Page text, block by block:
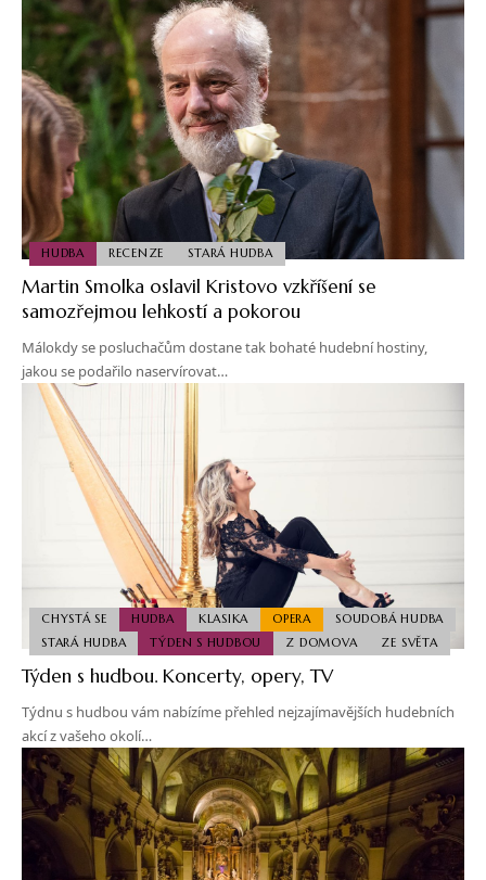
HUDBA RECENZE STARÁ HUDBA
Martin Smolka oslavil Kristovo vzkříšení se
samozřejmou lehkostí a pokorou
Málokdy se posluchačům dostane tak bohaté hudební hostiny,
jakou se podařilo naservírovat…
CHYSTÁ SE HUDBA KLASIKA OPERA
SOUDOBÁ HUDBA
STARÁ HUDBA
TÝDEN S HUDBOU Z DOMOVA ZE SVĚTA
Týden s hudbou. Koncerty, opery, TV
Týdnu s hudbou vám nabízíme přehled nejzajímavějších hudebních
akcí z vašeho okolí…